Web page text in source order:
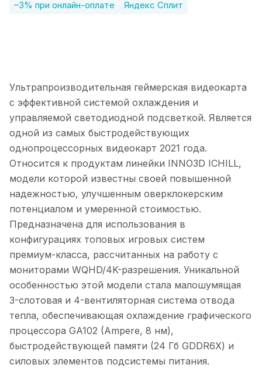
–3% при онлайн-оплате Яндекс Сплит
Ультрапроизводительная геймерская видеокарта
с эффективной системой охлаждения и
управляемой светодиодной подсветкой. Является
одной из самых быстродействующих
однопроцессорных видеокарт 2021 года.
Относится к продуктам линейки INNO3D ICHILL,
модели которой известны своей повышенной
надежностью, улучшенным оверклокерским
потенциалом и умеренной стоимостью.
Предназначена для использования в
конфигурациях топовых игровых систем
премиум-класса, рассчитанных на работу с
мониторами WQHD/4K-разрешения. Уникальной
особенностью этой модели стала малошумящая
3-слотовая и 4-вентиляторная система отвода
тепла, обеспечивающая охлаждение графического
процессора GA102 (Ampere, 8 нм),
быстродействующей памяти (24 Гб GDDR6Х) и
силовых элементов подсистемы питания.